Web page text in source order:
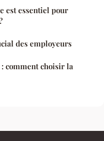
est essentiel pour
des employeurs
comment choisir la